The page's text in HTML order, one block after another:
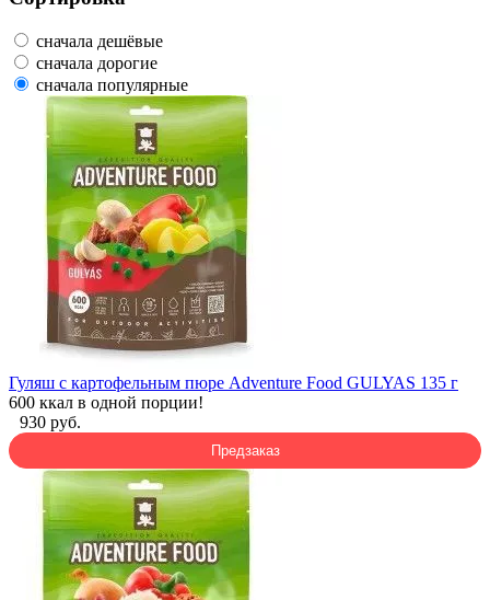
сначала дешёвые
сначала дорогие
сначала популярные
Гуляш с картофельным пюре Adventure Food GULYAS 135 г
600 ккал в одной порции!
930 руб.
Предзаказ